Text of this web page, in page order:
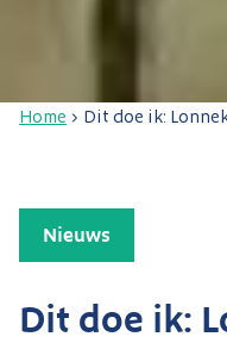
Home > Dit doe ik:
Nieuws
Dit doe ik: